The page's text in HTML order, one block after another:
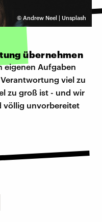
© Andrew Neel | Unsplash
übernehmen
eigenen Aufgaben
viel zu
zu groß ist - und wir
völlig unvorbereitet